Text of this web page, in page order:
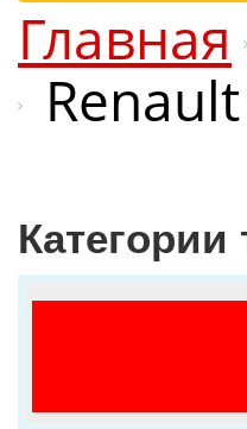
Главная
Renault
Категории